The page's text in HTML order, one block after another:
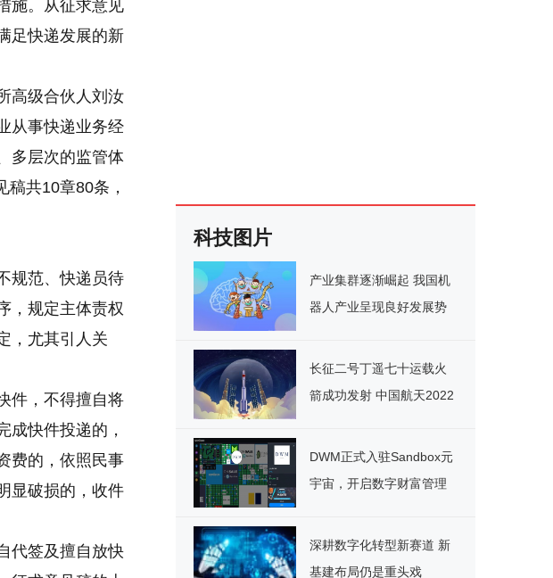
施。从征求意见
足快递发展的新
高级合伙人刘汝
从事快递业务经
多层次的监管体
共10章80条，
规范、快递员待
，规定主体责权
，尤其引人关
件，不得擅自将
成快件投递的，
费的，依照民事
显破损的，收件
代签及擅自放快
科技图片
产业集群逐渐崛起 我国机
器人产业呈现良好发展势
长征二号丁遥七十运载火
箭成功发射 中国航天2022
DWM正式入驻Sandbox元
宇宙，开启数字财富管理
深耕数字化转型新赛道 新
基建布局仍是重头戏